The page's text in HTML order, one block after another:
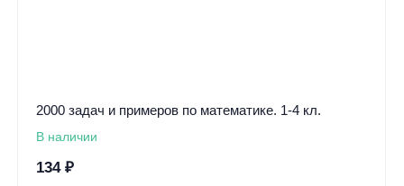
2000 задач и примеров по математике. 1-4 кл.
В наличии
134 ₽